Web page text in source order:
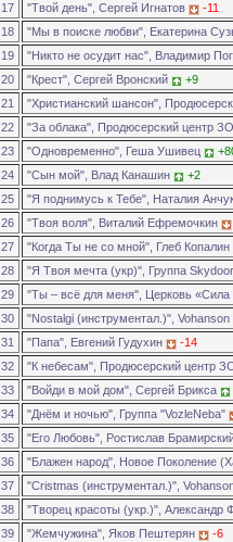
17
"Твой день", Сергей Игнатов
-11
18
"Мы в поиске любви", Екатерина
19
"Никто не осудит нас", Владимир
20
"Крест", Сергей Вронский
+9
21
"Христианский шансон",
22
"За облака", Продюсерский центр
23
"Одновременно", Геша Ушивец
24
"Сын мой", Влад Канашин
+2
25
"Я поднимусь к Тебе", Наталия
26
"Твоя воля", Виталий Ефремочкин
27
"Когда Ты не со мной", Глеб Копалин
28
"Я Твоя мечта (укр)", Группа
29
"Ты – всё для меня", Церковь
30
"Nostalgi (инструментал.)", Vohanson
31
"Папа", Евгений Гудухин
-14
32
"К небесам", Продюсерский центр
33
"Войди в мой дом", Сергей Брикса
34
"Днём и ночью", Группа "VozleNeba"
35
"Его Любовь", Ростислав
36
"Блажен народ", Новое Поколение
37
"Cristmas (инструментал.)",
38
"Творец красоты (укр.)", Александр
39
"Жемчужина", Яков Пештерян
-6